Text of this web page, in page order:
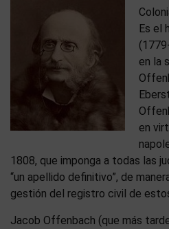
Es el
en la
en
1808, que imponga a todas las
“un apellido definitivo”, de
gestión del registro civil de
Jacob Offenbach (que más